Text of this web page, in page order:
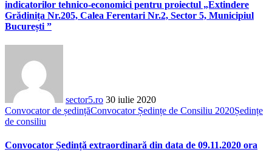
indicatorilor tehnico-economici pentru proiectul „Extindere
Grădinița Nr.205, Calea Ferentari Nr.2, Sector 5, Municipiul
București ”
sector5.ro 30 iulie 2020
Convocator de ședințăConvocator Ședințe de Consiliu 2020Ședințe
de consiliu
Convocator Ședință extraordinară din data de 09.11.2020 ora